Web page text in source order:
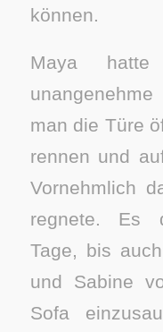
können.
Maya
man die Türe
rennen und
Vornehmlich
regnete. Es
Tage, bis
und Sabine
Sofa